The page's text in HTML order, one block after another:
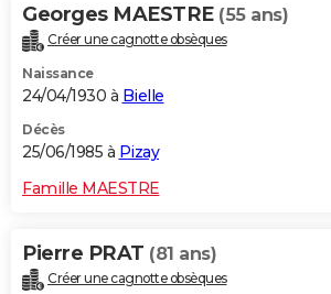
Georges MAESTRE (55 ans)
Créer une cagnotte obsèques
Naissance
24/04/1930 à Bielle
Décès
25/06/1985 à Pizay
Famille MAESTRE
Pierre PRAT (81 ans)
Créer une cagnotte obsèques